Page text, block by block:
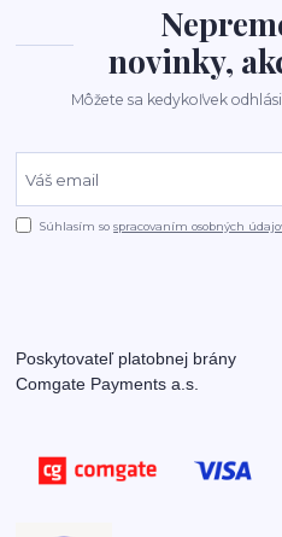
novinky,
Môžete sa kedykoľvek
Súhlasím sospracovaním osobných
Poskytovateľ platobnej brány
Comgate Payments a.s.